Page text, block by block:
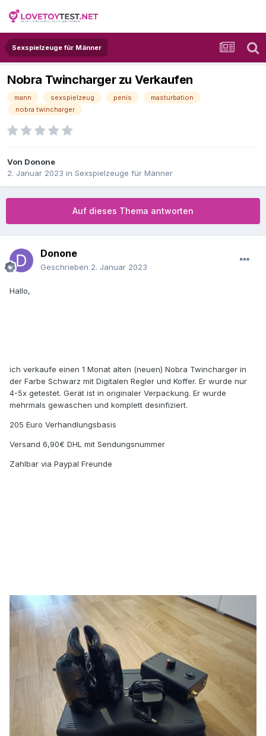
Sexspielzeuge für Männer
Nobra Twincharger zu Verkaufen
mann sexspielzeug penis
masturbation
nobra twincharger
Von Donone
2. Januar 2023 in Sexspielzeuge für Männer
Auf dieses Thema antworten
Donone
Geschrieben 2. Januar 2023
Hallo,
ich verkaufe einen 1 Monat alten (neuen) Nobra Twincharger in
der Farbe Schwarz mit Digitalen Regler und Koffer. Er wurde nur
4-5x getestet. Gerät ist in originaler Verpackung. Er wurde
mehrmals gewaschen und komplett desinfiziert.
205 Euro Verhandlungsbasis
Versand 6,90€ DHL mit Sendungsnummer
Zahlbar via Paypal Freunde